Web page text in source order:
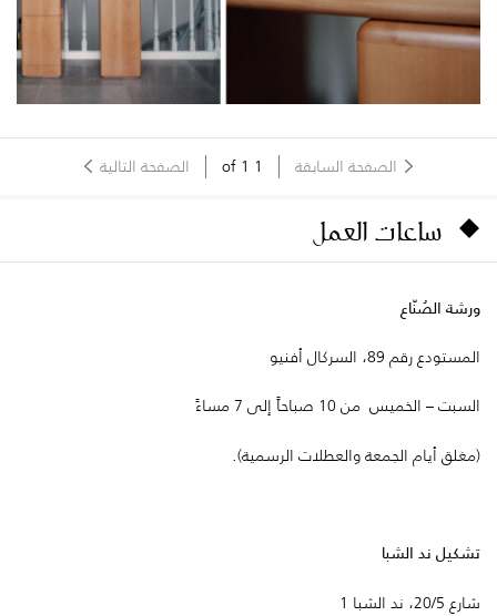
الصفحة السابقة 1
1 الصفحة التالية
ساعات العمل
ورشة الصُنّاع
المستودع رقم 89، السركال أفنيو
السبت – الخميس من 10 صباحاً إلى 7 مساءً
(مغلق أيام الجمعة والعطلات الرسمية).
تشكيل ند الشبا
شارع 20/5، ند الشبا 1